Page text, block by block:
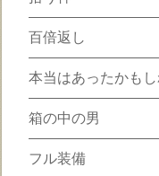
百倍返し
本当はあったかも
箱の中の男
フル装備